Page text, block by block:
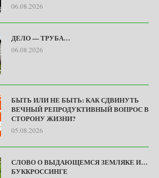
06.08.2026
ДЕЛО — ТРУБА…
06.08.2026
БЫТЬ ИЛИ НЕ БЫТЬ: КАК СДВИНУТЬ
ВЕЧНЫЙ РЕПРОДУКТИВНЫЙ ВОПРОС В
СТОРОНУ ЖИЗНИ?
05.08.2026
СЛОВО О ВЫДАЮЩЕМСЯ ЗЕМЛЯКЕ И…
БУККРОССИНГЕ